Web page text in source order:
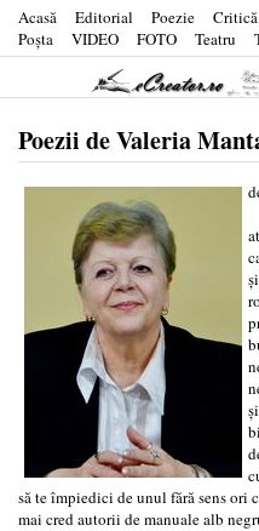
Acasă Editorial Poezie Critică
Poşta
VIDEO FOTO Teatru
Poezii de Valeria
să te împiedici de unul fără sens ori
mai cred autorii de manuale alb